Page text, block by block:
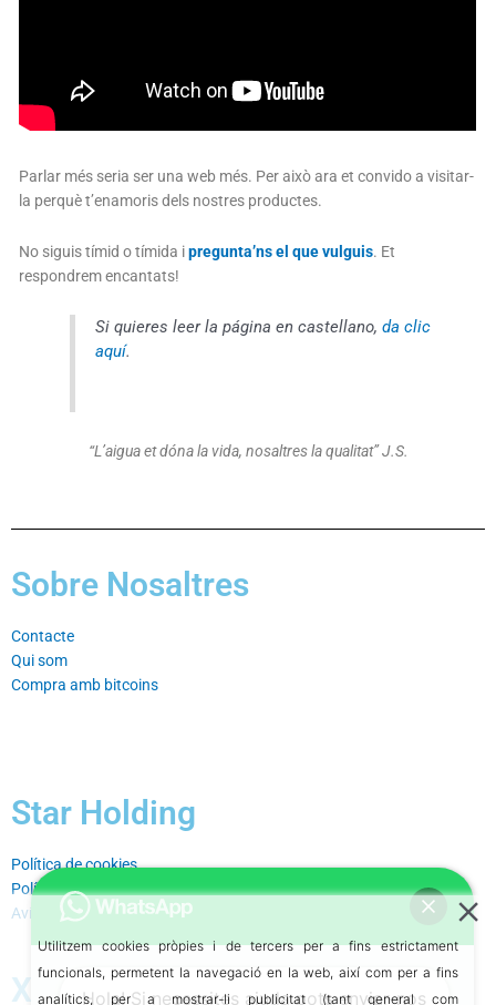
Parlar més seria ser una web més. Per això ara et convido a visitar-
la perquè t’enamoris dels nostres productes.
No siguis tímid o tímida ipregunta’ns el que vulguis. Et
respondrem encantats!
Si quieres leer la página en castellano, da clic
aquí.
“L’aigua et dóna la vida, nosaltres la qualitat” J.S.
Sobre Nosaltres
Contacte
Qui som
Compra amb bitcoins
Star Holding
Política de cookies⁣
Política de privacitat⁣
Avís legal⁣
Xarxes Socials
Utilitzem cookies pròpies i de tercers per a fins estrictament
funcionals, permetent la navegació en la web, així com per a fins
analítics, per a mostrar-li publicitat (tant general com
Hola! Si necessites ajuda pots enviar-nos